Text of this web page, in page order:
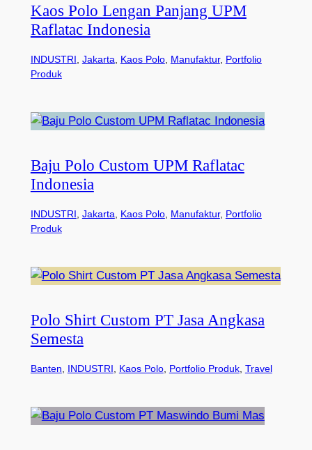
Kaos Polo Lengan Panjang UPM
Raflatac Indonesia
INDUSTRI Jakarta Kaos Polo, Manufaktur, Portfolio
Produk
Baju Polo Custom UPM Raflatac
Indonesia
INDUSTRI, Jakarta, Kaos Polo, Manufaktur, Portfolio
Produk
Polo Shirt Custom PT Jasa Angkasa
Semesta
Banten, INDUSTRI, Kaos Polo, Portfolio Produk, Travel